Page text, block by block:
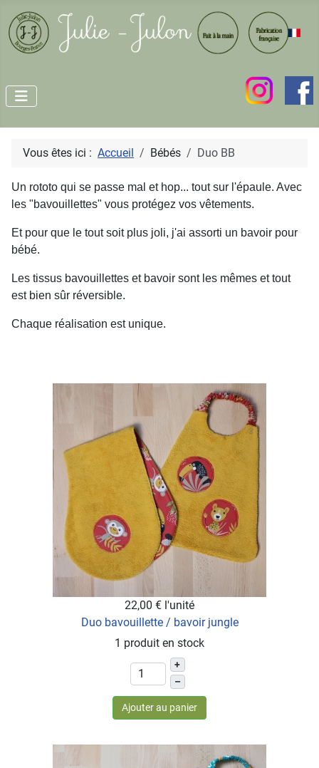
Vous êtes ici : Accueil Bébés Duo BB
Un rototo qui se passe mal et hop... tout sur l'épaule. Avec
les "bavouillettes" vous protégez vos vêtements.
Et pour que le tout soit plus joli, j'ai assorti un bavoir pour
bébé.
Les tissus bavouillettes et bavoir sont les mêmes et tout
est bien sûr réversible.
Chaque réalisation est unique.
22,00 € l'unité
Duo bavouillette / bavoir jungle
1 produit en stock
+
–
Ajouter au panier